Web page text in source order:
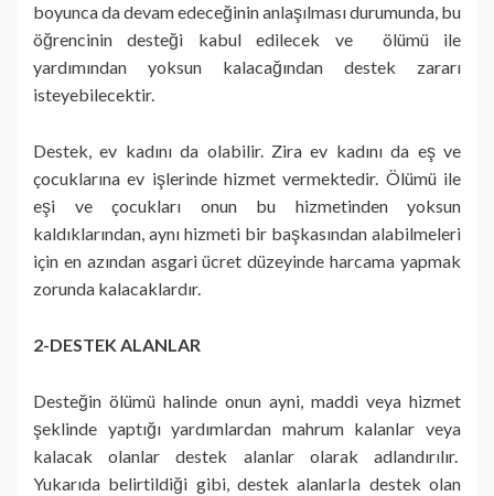
boyunca da devam edeceğinin anlaşılması durumunda, bu
öğrencinin desteği kabul edilecek ve ölümü ile
yardımından yoksun kalacağından destek zararı
isteyebilecektir.
Destek, ev kadını da olabilir. Zira ev kadını da eş ve
çocuklarına ev işlerinde hizmet vermektedir. Ölümü ile
eşi ve çocukları onun bu hizmetinden yoksun
kaldıklarından, aynı hizmeti bir başkasından alabilmeleri
için en azından asgari ücret düzeyinde harcama yapmak
zorunda kalacaklardır.
2-DESTEK ALANLAR
Desteğin ölümü halinde onun ayni, maddi veya hizmet
şeklinde yaptığı yardımlardan mahrum kalanlar veya
kalacak olanlar destek alanlar olarak adlandırılır.
Yukarıda belirtildiği gibi, destek alanlarla destek olan